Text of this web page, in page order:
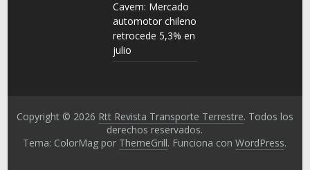
Cavem: Mercado
automotor chileno
retrocede 5,3% en
julio
Copyright © 2026 Rtt Revista Transporte Terrestre. Todos los
derechos reservados.
Tema: ColorMag por ThemeGrill. Funciona conWordPress.